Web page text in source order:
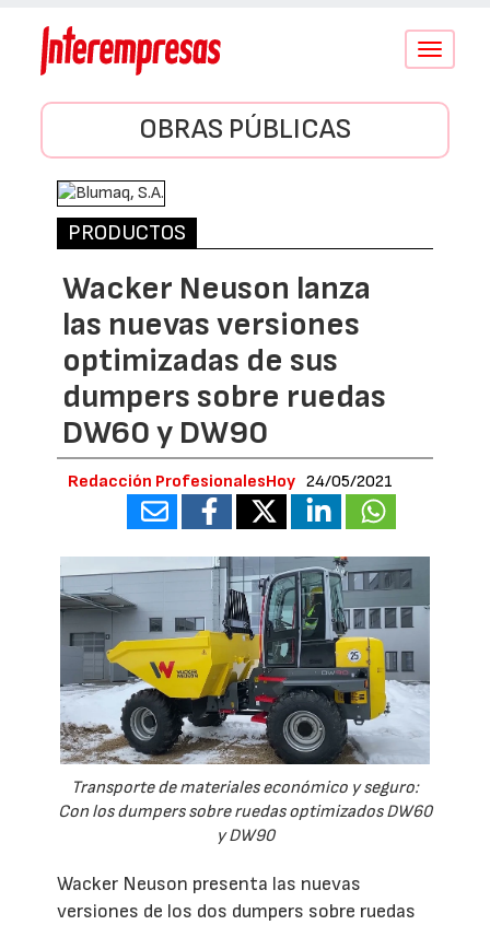
Conmutar
OBRAS PÚBLICAS
PRODUCTOS
Wacker Neuson lanza
las nuevas versiones
optimizadas de sus
dumpers sobre ruedas
DW60 y DW90
Redacción ProfesionalesHoy 24/05/2021
Transporte de materiales económico y seguro:
Con los dumpers sobre ruedas optimizados DW60
y DW90
Wacker Neuson presenta las nuevas
versiones de los dos dumpers sobre ruedas